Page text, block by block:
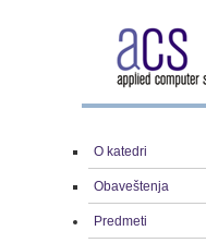
O katedri
Obaveštenja
Predmeti